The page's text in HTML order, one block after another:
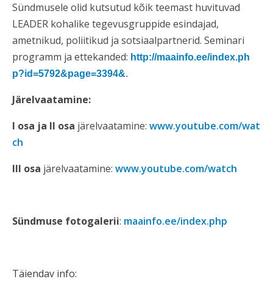
Sündmusele olid kutsutud kõik teemast huvituvad
LEADER kohalike tegevusgruppide esindajad,
ametnikud, poliitikud ja sotsiaalpartnerid. Seminari
programm ja ettekanded: http://maainfo.ee/index.ph
p?id=5792&page=3394&.
Järelvaatamine:
I osa ja II osa järelvaatamine: www.youtube.com/wat
ch
III osa järelvaatamine: www.youtube.com/watch
Sündmuse fotogalerii: maainfo.ee/index.php
Täiendav info: